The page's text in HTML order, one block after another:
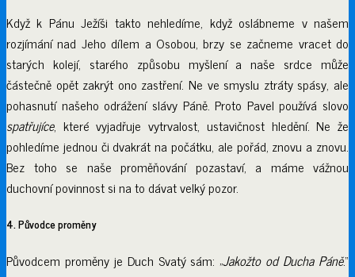
Když k Pánu Ježíši takto nehledíme, když oslábneme v našem
rozjímání nad Jeho dílem a Osobou, brzy se začneme vracet do
starých kolejí, starého způsobu myšlení a naše srdce může
částečně opět zakrýt ono zastření. Ne ve smyslu ztráty spásy, ale
pohasnutí našeho odrážení slávy Páně. Proto Pavel používá slovo
spatřujíce, které vyjadřuje vytrvalost, ustavičnost hledění. Ne že
pohledíme jednou či dvakrát na počátku, ale pořád, znovu a znovu.
Bez toho se naše proměňování pozastaví, a máme vážnou
duchovní povinnost si na to dávat velký pozor.
4. Původce proměny
Původcem proměny je Duch Svatý sám: „Jakožto od Ducha Páně.“